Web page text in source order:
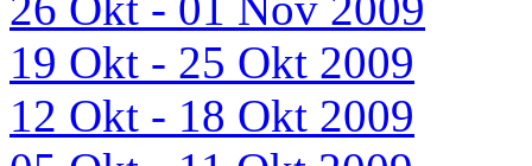
19 Okt - 25 Okt 2009
12 Okt - 18 Okt 2009